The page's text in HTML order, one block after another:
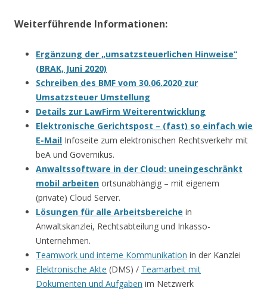
Weiterführende Informationen:
Ergänzung der „umsatzsteuerlichen Hinweise“
(BRAK, Juni 2020)
Schreiben des BMF vom 30.06.2020 zur
Umsatzsteuer Umstellung
Details zur LawFirm Weiterentwicklung
Elektronische Gerichtspost – (fast) so einfach wie
E-Mail Infoseite zum elektronischen Rechtsverkehr mit
beA und Governikus.
Anwaltssoftware in der Cloud: uneingeschränkt
mobil arbeiten ortsunabhängig – mit eigenem
(private) Cloud Server.
Lösungen für alle Arbeitsbereiche in
Anwaltskanzlei, Rechtsabteilung und Inkasso-
Unternehmen.
Teamwork und interne Kommunikation in der Kanzlei
Elektronische Akte (DMS) / Teamarbeit mit
Dokumenten und Aufgaben im Netzwerk